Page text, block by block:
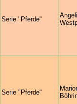
Serie "Pferde"
Serie "Pferde"